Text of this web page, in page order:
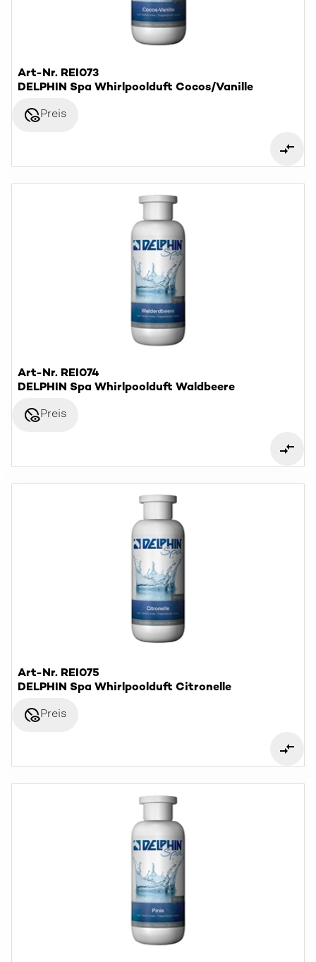
Art-Nr. REI073
DELPHIN Spa Whirlpoolduft Cocos/Vanille
disabled_visiblePreis
Art-Nr. REI074
DELPHIN Spa Whirlpoolduft Waldbeere
disabled_visiblePreis
Art-Nr. REI075
DELPHIN Spa Whirlpoolduft Citronelle
disabled_visiblePreis